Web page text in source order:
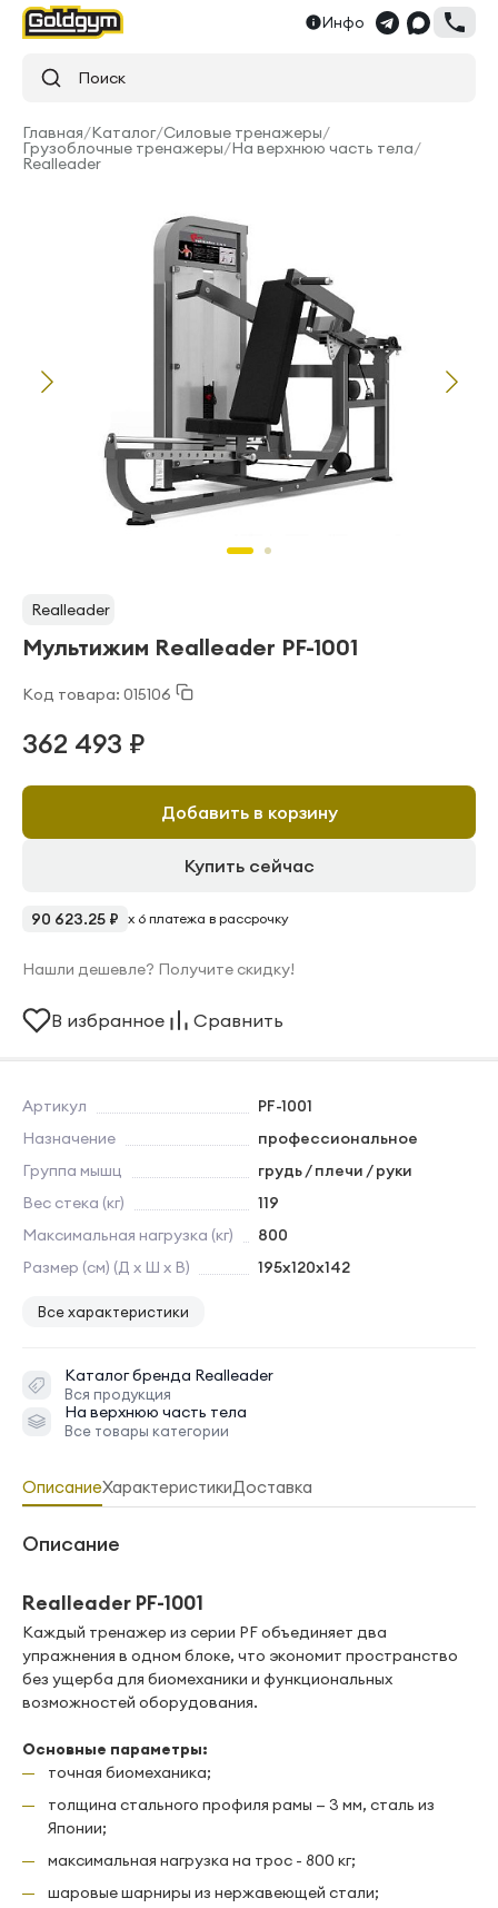
Инфо
Поиск
Главная/Каталог/Силовые тренажеры/
Грузоблочные тренажеры/На верхнюю часть тела/
Realleader
Realleader
Мультижим Realleader PF-1001
Код товара: 015106
Артикул
PF-1001
Назначение
профессиональное
Группа мышц
грудь / плечи / руки
Вес стека (кг)
119
Максимальная нагрузка (кг)
800
Размер (см) (Д х Ш х В)
195х120х142
Все характеристики
Каталог бренда Realleader
Вся продукция
На верхнюю часть тела
Все товары категории
362 493 ₽
Добавить в корзину
Купить сейчас
90 623.25 ₽ x 6 платежа в рассрочку
Нашли дешевле? Получите скидку!
В избранное Сравнить
ОписаниеХарактеристикиДоставка
Описание
Realleader PF-1001
Каждый тренажер из серии PF объединяет два
упражнения в одном блоке, что экономит пространство
без ущерба для биомеханики и функциональных
возможностей оборудования.
Основные параметры:
точная биомеханика;
толщина стального профиля рамы — 3 мм, сталь из
Японии;
максимальная нагрузка на трос - 800 кг;
шаровые шарниры из нержавеющей стали;